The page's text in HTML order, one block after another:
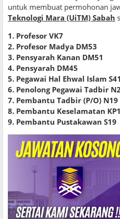
untuk membuat permohonan
Teknologi Mara (UiTM) Sabah
1. Profesor VK7
2. Profesor Madya DM53
3. Pensyarah Kanan DM51
4. Pensyarah DM45
5. Pegawai Hal Ehwal Islam S41
6. Penolong Pegawai Tadbir
7. Pembantu Tadbir (P/O) N19
8. Pembantu Keselamatan
9. Pembantu Pustakawan S19